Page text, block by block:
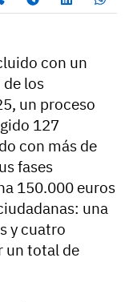
con un
los
un proceso
127
con más de
fases
150.000 euros
una
y cuatro
un total de